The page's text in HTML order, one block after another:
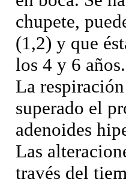
chupete,
(1,2) y que
los 4 y 6
La
superado el
adenoides
Las
través del